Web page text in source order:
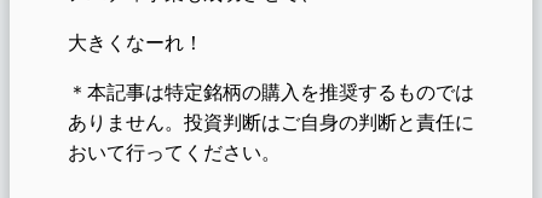
大きくなーれ！
＊本記事は特定銘柄の購入を推奨するものでは
ありません。投資判断はご自身の判断と責任に
おいて行ってください。